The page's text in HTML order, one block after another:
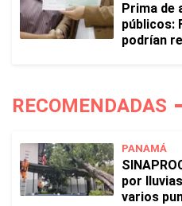
Prima de
públicos:
podrían
RECOMENDADAS
PANAMÁ
por
varios